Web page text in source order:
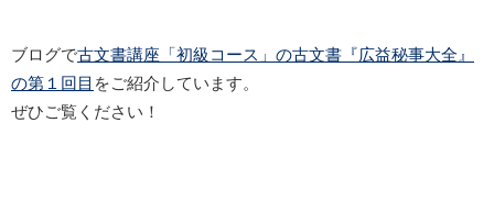
ブログで古文書講座「初級コース」の古文書『広益秘事大全』
の第１回目 をご紹介しています。
ぜひご覧ください！